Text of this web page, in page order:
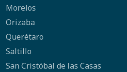
Morelos
Orizaba
Querétaro
Saltillo
San Cristóbal de las Casas